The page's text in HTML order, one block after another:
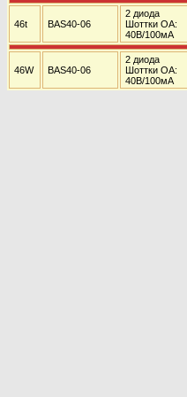
46t BAS40-06
2 диода
Шоттки ОА:
40В/100мА
46W BAS40-06
2 диода
Шоттки ОА:
40В/100мА